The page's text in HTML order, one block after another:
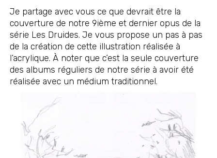
Je partage avec vous ce que devrait être la
couverture de notre 9ième et dernier opus de la
série Les Druides. Je vous propose un pas à pas
de la création de cette illustration réalisée à
l’acrylique. À noter que c’est la seule couverture
des albums réguliers de notre série à avoir été
réalisée avec un médium traditionnel.